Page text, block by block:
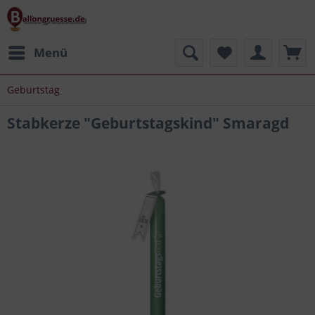
Menü
Geburtstag
Stabkerze "Geburtstagskind" Smaragd